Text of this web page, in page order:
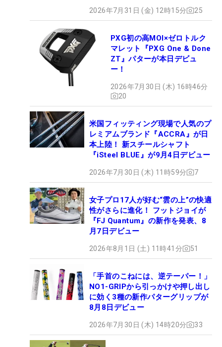
2026年7月31日 (金) 12時15分 25
PXG初の高MOI×ゼロトルク
マレット『PXG One & Done
ZT』パターが本日デビュ
ー！
2026年7月30日 (木) 16時46分
20
米国フィッティング現場で人気のプ
レミアムブランド『ACCRA』が日
本上陸！ 新スチールシャフト
『iSteel BLUE』が9月4日デビュー
2026年7月30日 (木) 11時59分 7
女子プロ17人が好む“雲の上”の快適
性がさらに進化！ フットジョイが
『FJ Quantum』の新作を発表、8
月7日デビュー
2026年8月1日 (土) 11時41分 51
「手首のこねには、逆テーパー！」
NO1-GRIPから引っかけや押し出し
に効く3種の新作パターグリップが
8月8日デビュー
2026年7月30日 (木) 14時20分 33